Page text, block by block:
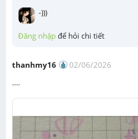
-)))
Đăng nhập để hỏi chi tiết
thanhmy16
02/06/2026
....